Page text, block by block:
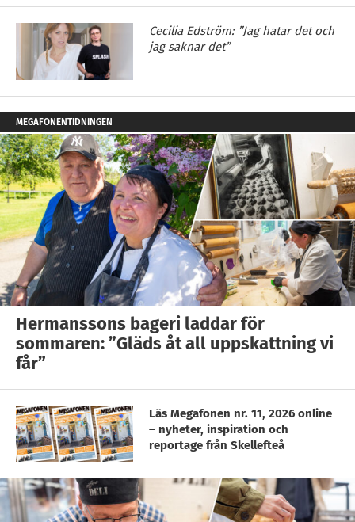
Cecilia Edström: ”Jag hatar det och
jag saknar det”
MEGAFONENTIDNINGEN
Hermanssons bageri laddar för
sommaren: ”Gläds åt all uppskattning vi
får”
Läs Megafonen nr. 11, 2026 online
– nyheter, inspiration och
reportage från Skellefteå